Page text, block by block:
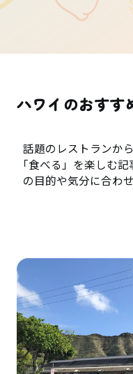
ハワイのおすす
話題のレストランか
「食べる」を楽しむ
の目的や気分に合わ